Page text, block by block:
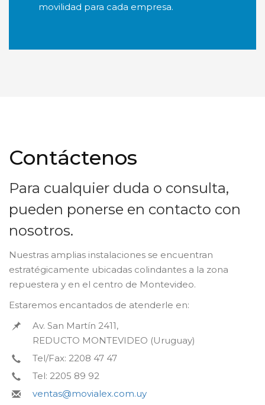
movilidad para cada empresa.
Contáctenos
Para cualquier duda o consulta,
pueden ponerse en contacto con
nosotros.
Nuestras amplias instalaciones se encuentran
estratégicamente ubicadas colindantes a la zona
repuestera y en el centro de Montevideo.
Estaremos encantados de atenderle en:
Av. San Martín 2411,
REDUCTO MONTEVIDEO (Uruguay)
Tel/Fax: 2208 47 47
Tel: 2205 89 92
ventas@movialex.com.uy